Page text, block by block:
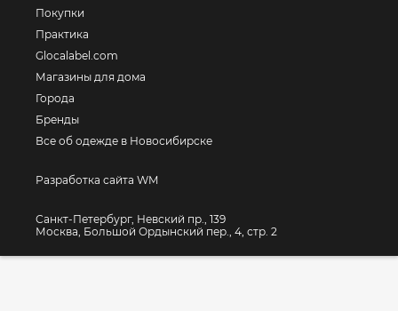
Покупки
Практика
Glocalabel.com
Магазины для дома
Города
Бренды
Все об одежде в Новосибирске
Разработка сайта WM
Санкт-Петербург, Невский пр., 139
Москва, Большой Ордынский пер., 4, стр. 2